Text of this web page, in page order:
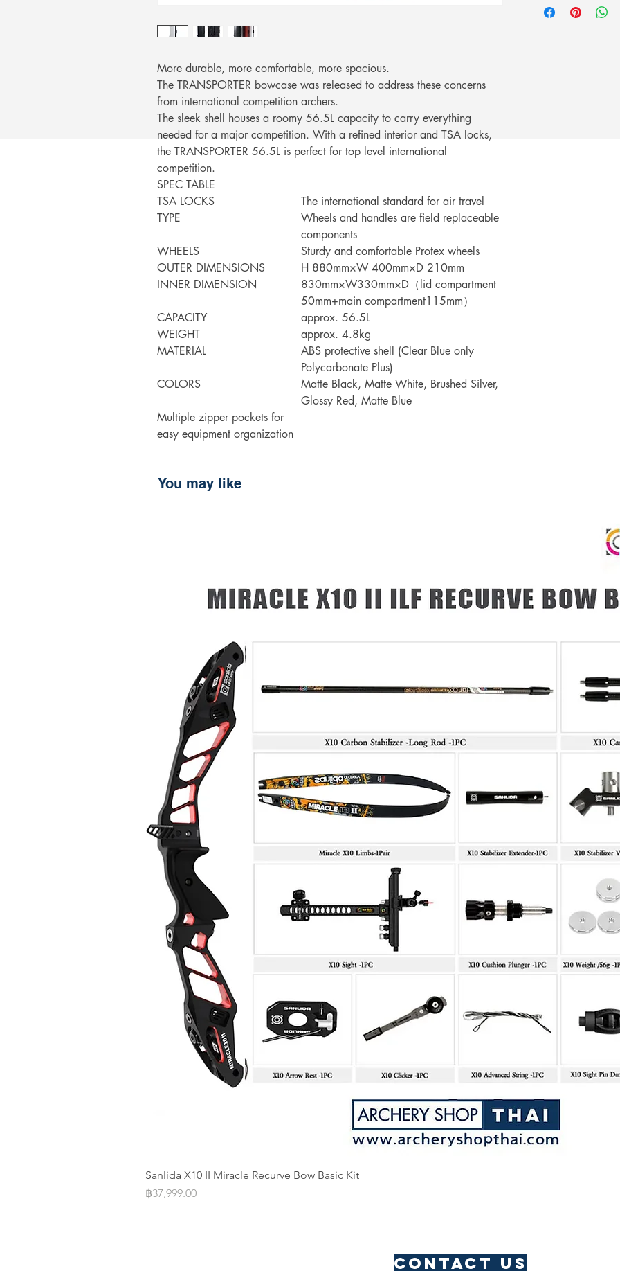
More durable, more comfortable, more spacious.
The TRANSPORTER bowcase was released to address these concerns
from international competition archers.
The sleek shell houses a roomy 56.5L capacity to carry everything
needed for a major competition. With a refined interior and TSA locks,
the TRANSPORTER 56.5L is perfect for top level international
competition.
SPEC TABLE
TSA LOCKS
The international standard for air travel
TYPE
Wheels and handles are field replaceable
components
WHEELS
Sturdy and comfortable Protex wheels
OUTER DIMENSIONS
H 880mm×W 400mm×D 210mm
INNER DIMENSION
830mm×W330mm×D（lid compartment
50mm+main compartment115mm）
CAPACITY
approx. 56.5L
WEIGHT
approx. 4.8kg
MATERIAL
ABS protective shell (Clear Blue only
Polycarbonate Plus)
COLORS
Matte Black, Matte White, Brushed Silver,
Glossy Red, Matte Blue
Multiple zipper pockets for
easy equipment organization
ช้อปที่
การจัดส่งและการคืนสิ
You may like
Sanlida X10 II Miracle Recurve Bow Basic Kit
Price
฿37,999.00
Contact us